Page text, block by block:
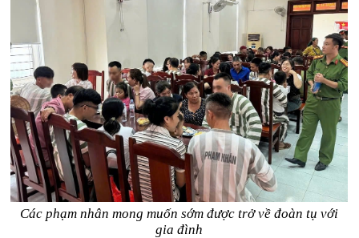
Các phạm nhân mong muốn sớm được trở về đoàn tụ với
gia đình